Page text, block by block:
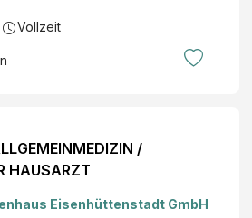
Vollzeit
/
HAUSARZT
Eisenhüttenstadt GmbH